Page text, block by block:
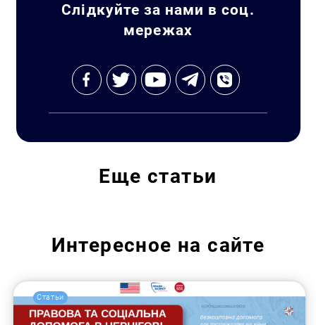
Искать:
Слідкуйте за нами в соц.
мережах
Еще статьи
Интересное на сайте
Статьи